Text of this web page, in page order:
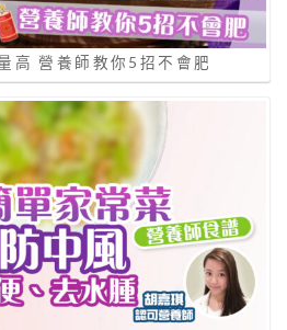
高 營養師教你5招不會肥